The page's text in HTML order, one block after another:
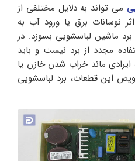
می تواند به دلایل مختلفی از
نوسانات برق یا ورود آب به
ماشین لباسشویی بسوزد. در
مجدد از برد نیست و باید
ماند خراب شدن خازن یا
این قطعات، برد لباسشویی